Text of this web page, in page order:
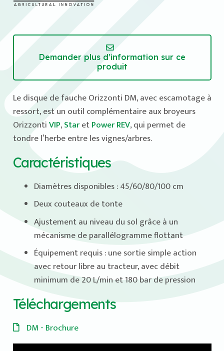
Demander plus d’information sur ce
produit
Le disque de fauche Orizzonti DM, avec escamotage à
ressort, est un outil complémentaire aux broyeurs
OrizzontiVIP,StaretPower REV, qui permet de
tondre l’herbe entre les vignes/arbres.
Caractéristiques
Diamètres disponibles : 45/60/80/100 cm
Deux couteaux de tonte
Ajustement au niveau du sol grâce à un
mécanisme de parallélogramme flottant
Équipement requis : une sortie simple action
avec retour libre au tracteur, avec débit
minimum de 20 L/min et 180 bar de pression
Téléchargements
DM - Brochure